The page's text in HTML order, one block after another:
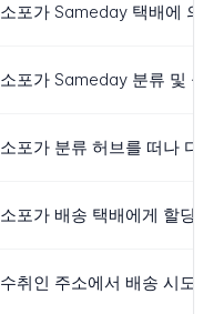
소포가 Sameday 택배에 의
소포가 Sameday 분류 및 물
소포가 분류 허브를 떠나 다
소포가 배송 택배에게 할당되
수취인 주소에서 배송 시도가